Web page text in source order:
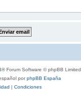
® Forum Software © phpBB Limited
porphpBB España
| Condiciones